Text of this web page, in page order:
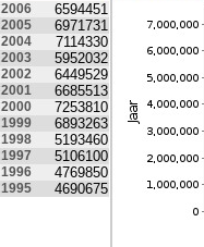
2006 6594451
2005 6971731
2004 7114330
2003 5952032
2002 6449529
2001 6685513
2000 7253810
1999 6893263
1998 5193460
1997 5106100
1996 4769850
1995 4690675